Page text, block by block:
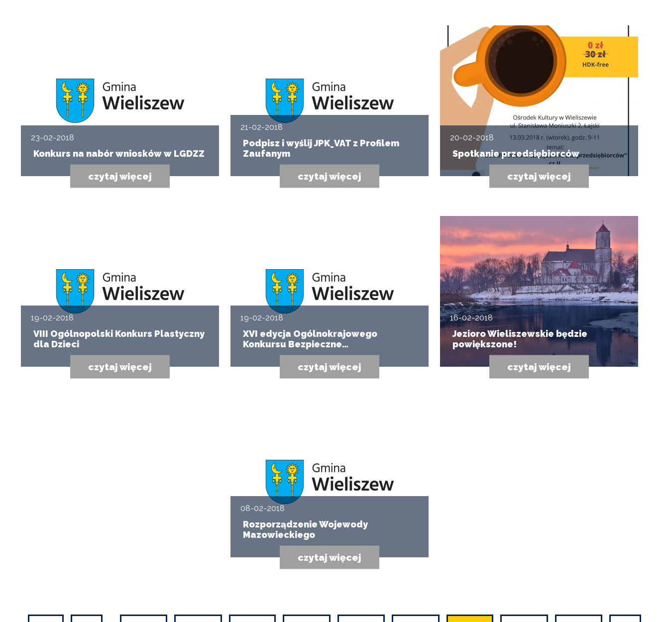
23-02-2018
Konkurs na nabór wniosków w LGDZZ
czytaj więcej
21-02-2018
Podpisz i wyślij JPK_VAT z Profilem
Zaufanym
czytaj więcej
20-02-2018
Spotkanie przedsiębiorców
czytaj więcej
19-02-2018
VIII Ogólnopolski Konkurs Plastyczny
dla Dzieci
czytaj więcej
19-02-2018
XVI edycja Ogólnokrajowego
Konkursu Bezpieczne…
czytaj więcej
16-02-2018
Jezioro Wieliszewskie będzie
powiększone!
czytaj więcej
08-02-2018
Rozporządzenie Wojewody
Mazowieckiego
czytaj więcej